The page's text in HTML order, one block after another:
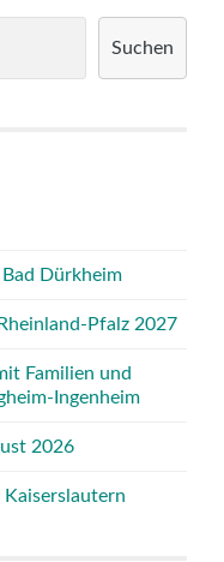
Suchen
Dürkheim
Pfalz 2027
Familien und
Ingenheim
2026